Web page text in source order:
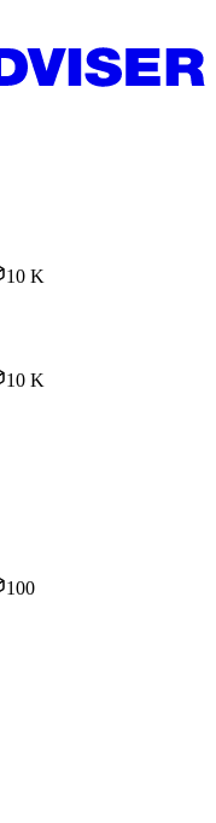
10 K
10 K
100